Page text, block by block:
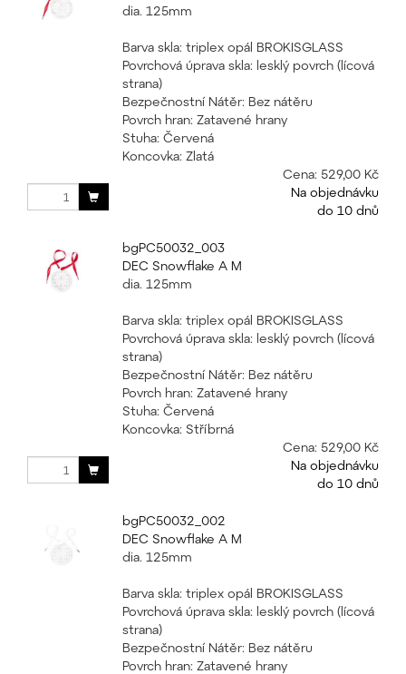
dia. 125mm
Barva skla: triplex opál BROKISGLASS
Povrchová úprava skla: lesklý povrch (lícová
strana)
Bezpečnostní Nátěr: Bez nátěru
Povrch hran: Zatavené hrany
Stuha: Červená
Koncovka: Zlatá
Cena: 529,00 Kč
Na objednávku
do 10 dnů
bgPC50032_003
DEC Snowflake A M
dia. 125mm
Barva skla: triplex opál BROKISGLASS
Povrchová úprava skla: lesklý povrch (lícová
strana)
Bezpečnostní Nátěr: Bez nátěru
Povrch hran: Zatavené hrany
Stuha: Červená
Koncovka: Stříbrná
Cena: 529,00 Kč
Na objednávku
do 10 dnů
bgPC50032_002
DEC Snowflake A M
dia. 125mm
Barva skla: triplex opál BROKISGLASS
Povrchová úprava skla: lesklý povrch (lícová
strana)
Bezpečnostní Nátěr: Bez nátěru
Povrch hran: Zatavené hrany